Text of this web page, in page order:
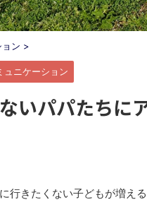
ン >
ュニケーション
いパパたちに
行きたくない子どもが増える